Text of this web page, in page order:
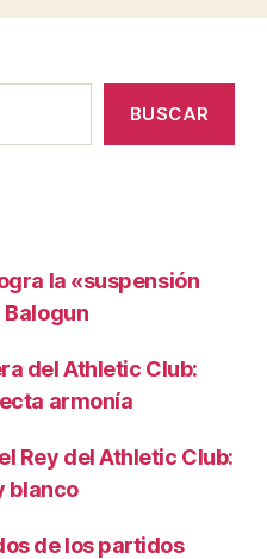
BUSCAR
la «suspensión
Balogun
del Athletic Club:
armonía
Rey del Athletic Club:
blanco
de los partidos